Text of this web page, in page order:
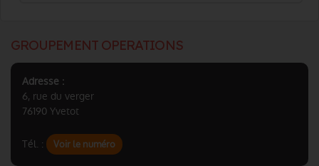
GROUPEMENT OPERATIONS
Adresse :
6, rue du verger
76190 Yvetot
Tél. : Voir le numéro